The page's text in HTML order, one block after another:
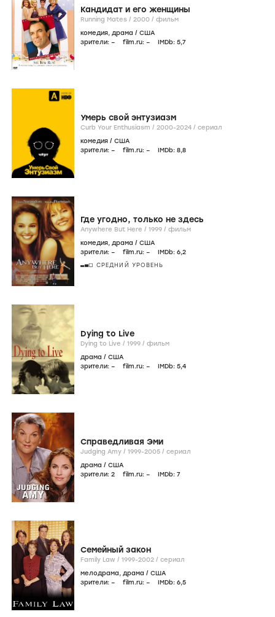
Кандидат и его женщины
Running Mates / 2000 / фильм
комедия, драма / США
зрители: – film.ru: – IMDb: 5,7
Умерь свой энтузиазм
Curb Your Enthusiasm / 2000-2024 / сериал
комедия / США
зрители: – film.ru: – IMDb: 8,8
Где угодно, только не здесь
Anywhere But Here / 1999 / фильм
комедия, драма / США
зрители: – film.ru: – IMDb: 6,2
СРЕДНИЙ УРОВЕНЬ
Dying to Live
Dying to Live / 1999 / фильм
драма / США
зрители: – film.ru: – IMDb: 5,4
Справедливая Эми
Judging Amy / 1999-2005 / сериал
драма / США
зрители: 2 film.ru: – IMDb: 7
Семейный закон
Family Law / 1999-2002 / сериал
мелодрама, драма / США
зрители: – film.ru: – IMDb: 6,5